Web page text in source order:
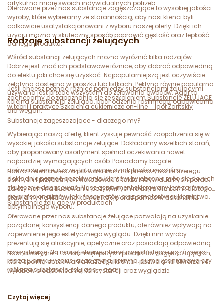
artykuł na miarę swoich indywidualnych potrzeb.
Oferowane przez nas substancje zagęszczające to wysokiej jakości
wyroby, które wybieramy ze starannością, aby nasi klienci byli
całkowicie usatysfakcjonowani z wyboru naszej oferty. Dzięki ich
użyciu można w skuteczny sposób poprawić gęstość oraz lepkość
danego produktu.
Rodzaje substancji żelujących
Wśród substancji żelujących można wyróżnić kilka rodzajów.
Dobrze jest znać ich podstawowe różnice, aby dobrać odpowiednią
do efektu jaki chce się uzyskać. Najpopularniejszą jest oczywiście
żelatyna dostępna w proszku lub listkach. Pektyna równie popularna
używana jest przede wszystkim do żelowania owoców. Agar to
kolejna substancja żelująca, pochodzenia roślinnego, odpowiednia
dla wegan.
Jeśli chcesz poznać różnice pomiędzy substancjami żelującymi
zachęcamy do zapoznania się ze szkoleniemSubstancje ŻELUJACE
w teorii i praktyce Szkolenia cukiernicze on-line _ Igor Zaritskiy
Substancje zagęszczające - dlaczego my?
Wybierając naszą ofertę, klient zyskuje pewność zaopatrzenia się w
wysokiej jakości substancje żelujące. Dokładamy wszelkich starań,
aby proponowany asortyment spełniał oczekiwania nawet
najbardziej wymagających osób. Posiadamy bogate
doświadczenie, a przez lata swojej działalności mogliśmy
dokładnie poznać oczekiwania klientów, by obecnie móc się do nich
skutecznie dopasować. Nasz asortyment skierowany jest zarówno
do profesjonalistów, jak i fascynatów oraz amatorów cukiernictwa.
Nasza rzetelna wiedza pozwala nam na przekazywanie szeregu
cennych i przydatnych wskazówek, a także indywidualnych porad.
Zależy nam na budowaniu pozytywnych relacji z klientami, dlatego
stawiamy na klarowną komunikację oraz pomoc w dokonaniu
optymalnego wyboru.
Substancje żelujące w produktach
Oferowane przez nas substancje żelujące pozwalają na uzyskanie
pożądanej konsystencji danego produktu, ale również wpływają na
zapewnienie jego estetycznego wyglądu. Dzięki nim wyroby
prezentują się atrakcyjnie, apetycznie oraz posiadają odpowiednią
konsystencję. Na naszej stronie internetowej dostępne są różnego
rodzaju artykuły, takie jak żelatyna, pektyna, guma ksantanowa czy
roślinna substancja żelująca - agar.
Nasz asortyment to zbiór najlepszych produktów zagęszczających,
które spełnią oczekiwania każdego klienta i pozwolą na stworzenie
wyrobów o odpowiedniej konsystencji oraz wyglądzie.
Czytaj więcej